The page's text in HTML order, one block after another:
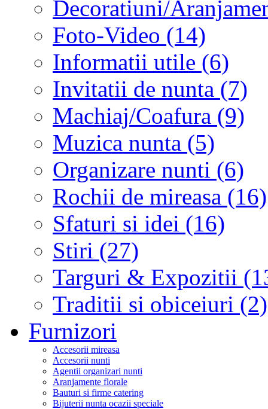
Decoratiuni/
Foto-Video (14)
Informatii utile (6)
Invitatii de nunta (7)
Machiaj/Coafura (9)
Muzica nunta (5)
Organizare nunti (6)
Rochii de mireasa (16)
Sfaturi si idei (16)
Stiri (27)
Targuri & Expozitii
Traditii si obiceiuri (2)
Furnizori
Accesorii mireasa
Accesorii nunti
Agentii organizari nunti
Aranjamente florale
Bauturi si firme catering
Bijuterii nunta ocazii speciale